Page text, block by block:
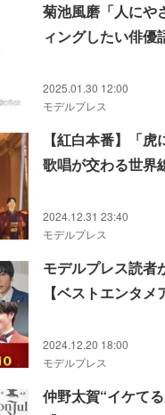
菊池風磨「人にや
ィングしたい俳優
2025.01.30 12:00
モデルプレス
【紅白本番】「
歌唱が交わる世界
2024.12.31 23:40
モデルプレス
モデルプレス読者
【ベストエンタメ
2024.12.20 18:00
モデルプレス
仲野太賀“イケて